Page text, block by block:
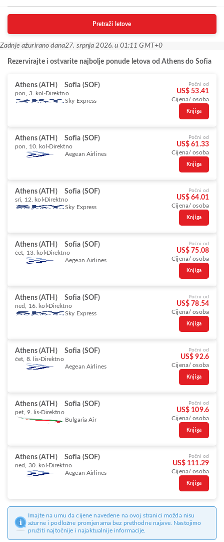
Pretraži letove
Zadnje ažurirano dana27. srpnja 2026. u 01:11 GMT+0
Rezervirajte i ostvarite najbolje ponude letova od Athens do Sofia
Athens (ATH) Sofia (SOF)
pon, 3. kol Direktno
Sky Express
Počni od
US$ 53.41
Cijena/ osoba
Knjiga
Athens (ATH) Sofia (SOF)
pon, 10. kol Direktno
Aegean Airlines
Počni od
US$ 61.33
Cijena/ osoba
Knjiga
Athens (ATH) Sofia (SOF)
sri, 12. kol Direktno
Sky Express
Počni od
US$ 64.01
Cijena/ osoba
Knjiga
Athens (ATH) Sofia (SOF)
čet, 13. kol Direktno
Aegean Airlines
Počni od
US$ 75.08
Cijena/ osoba
Knjiga
Athens (ATH) Sofia (SOF)
ned, 16. kol Direktno
Sky Express
Počni od
US$ 78.54
Cijena/ osoba
Knjiga
Athens (ATH) Sofia (SOF)
čet, 8. lis Direktno
Aegean Airlines
Počni od
US$ 92.6
Cijena/ osoba
Knjiga
Athens (ATH) Sofia (SOF)
pet, 9. lis Direktno
Bulgaria Air
Počni od
US$ 109.6
Cijena/ osoba
Knjiga
Athens (ATH) Sofia (SOF)
ned, 30. kol Direktno
Aegean Airlines
Počni od
US$ 111.29
Cijena/ osoba
Knjiga
Imajte na umu da cijene navedene na ovoj stranici možda nisu
ažurne i podložne promjenama bez prethodne najave. Nastojimo
pružiti najtočnije i najaktualnije informacije.